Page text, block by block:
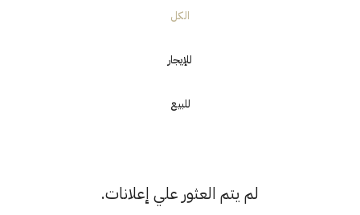
الكل
للإيجار
للبيع
لم يتم العثور علي إعلانات.